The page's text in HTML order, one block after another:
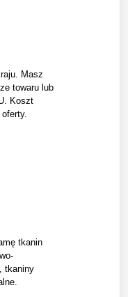
Masz
towaru lub
Koszt
tkanin
tkaniny